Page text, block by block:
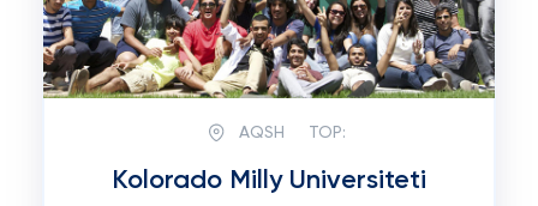
AQSH TOP:
Kolorado Milly Universiteti